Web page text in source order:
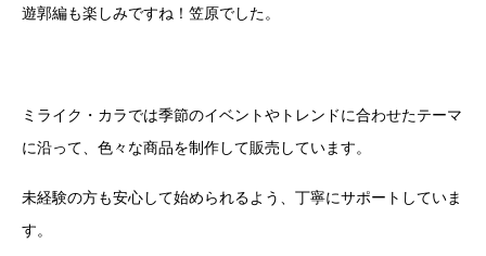
遊郭編も楽しみですね！笠原でした。
ミライク・カラでは季節のイベントやトレンドに合わせたテーマ
に沿って、色々な商品を制作して販売しています。
未経験の方も安心して始められるよう、丁寧にサポートしていま
す。